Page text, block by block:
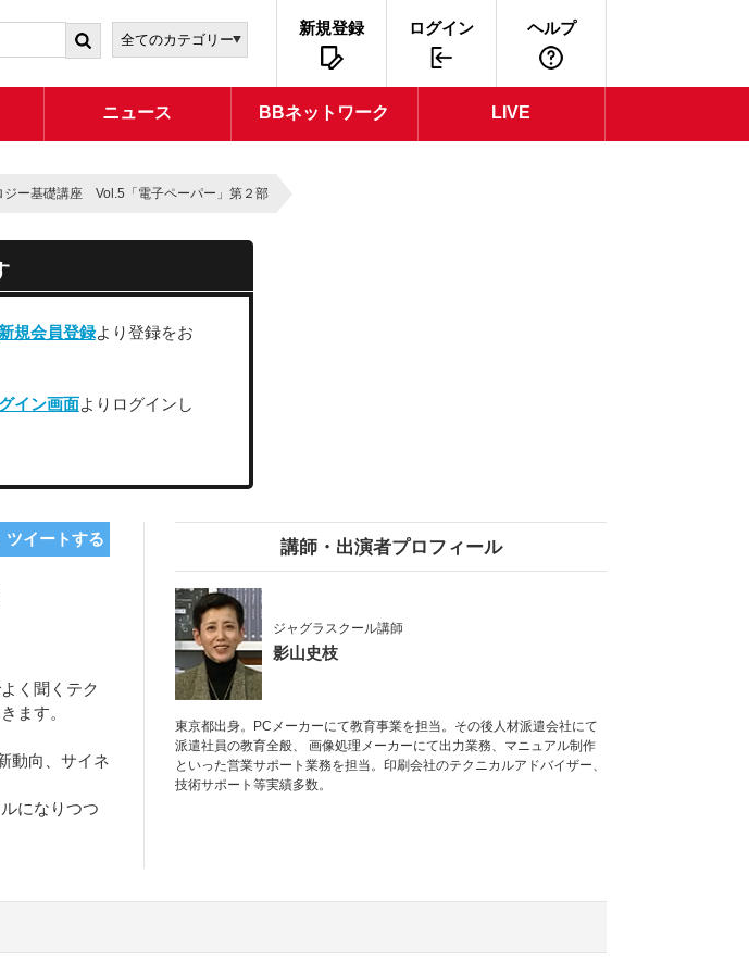
新規登録 ログイン ヘルプ
ニュース BBネットワーク LIVE
ジー基礎講座 Vol.5「電子ペーパー」第２部
新規会員登録より登録をお
イン画面よりログインし
ツイートする
く聞くテク
ます。
動向、サイネ
になりつつ
講師・出演者プロフィール
ジャグラスクール講師
影山史枝
東京都出身。PCメーカーにて教育事業を担当。その後人材派遣会社にて
派遣社員の教育全般、 画像処理メーカーにて出力業務、マニュアル制作
といった営業サポート業務を担当。印刷会社のテクニカルアドバイザー、
技術サポート等実績多数。